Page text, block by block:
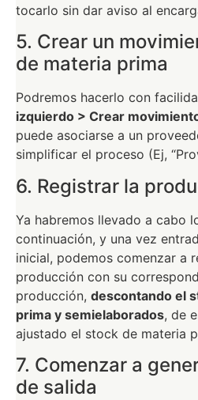
tocarlo sin dar aviso al
5. Crear un
de materia prima
Podremos hacerlo con
izquierdo > Crear
puede asociarse a un
simplificar el proceso (Ej,
6. Registrar la
Ya habremos llevado a cabo
continuación, y una vez
inicial, podemos comenzar a
producción con su
producción, descontando el
prima y semielaborados, de
ajustado el stock de materia
7. Comenzar a
de salida